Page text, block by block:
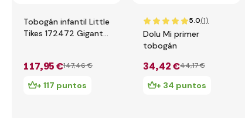
Tobogán infantil Little
Tikes 172472 Gigante
117,95 €147,46 €
+ 117 puntos
5.0(1)
Dolu Mi primer
tobogán
34,42 €44,17 €
+ 34 puntos